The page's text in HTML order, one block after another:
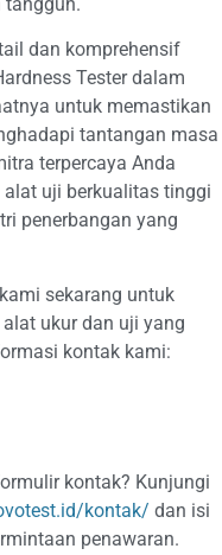
dan komprehensif
Tester dalam
untuk memastikan
tantangan masa
terpercaya Anda
uji berkualitas tinggi
penerbangan yang
sekarang untuk
ukur dan uji yang
kontak kami:
kontak? Kunjungi
kontak/ dan isi
penawaran.